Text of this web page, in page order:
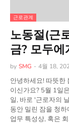
근로관계
노동절(근
금? 모두
by SMG - 4월 18,
안녕하세요! 따뜻한
이신가요? 5월 1일
일, 바로 '근로자의
동안 밀린 잠을 청
업무 특성상, 혹은